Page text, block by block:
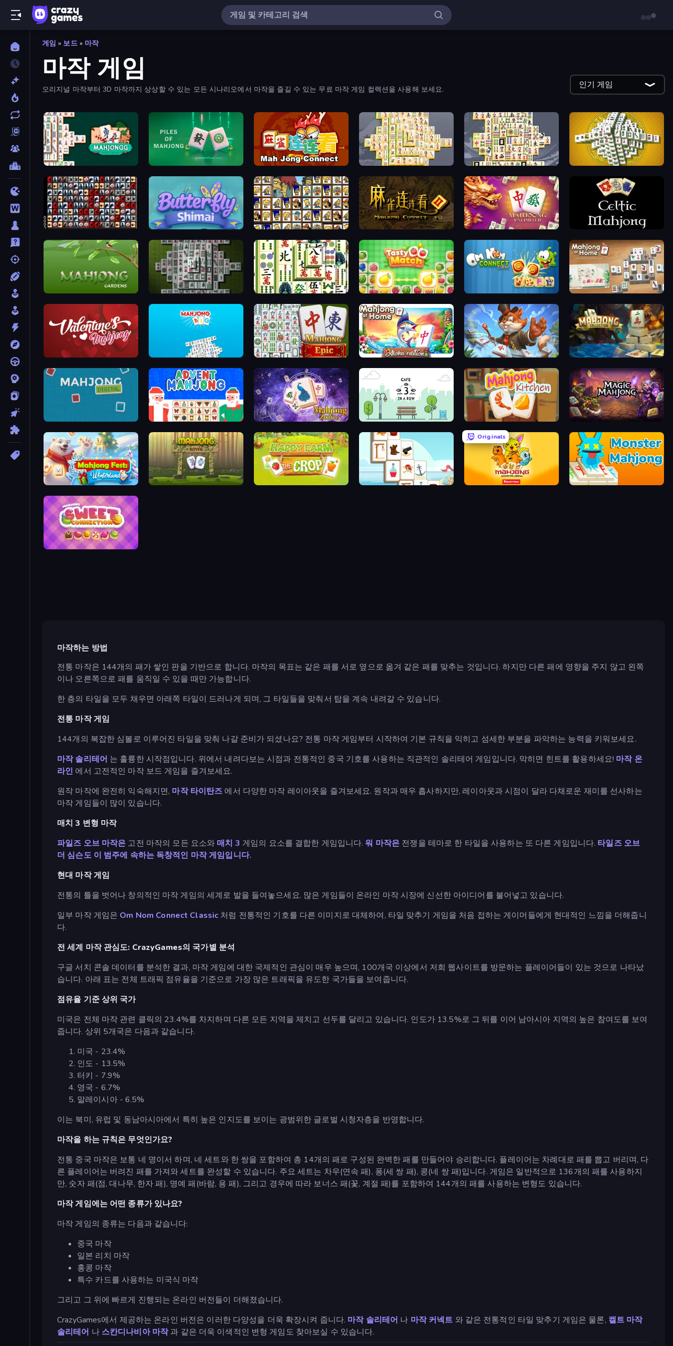
게임 » 보드 » 마작
마작 게임
오리지널 마작부터 3D 마작까지 상상할 수 있는 모든 시나리오에서 마작을 즐길 수 있는 무료 마작 게임 컬렉션을 사용해 보세요. 인기 게임
Mahjongg Solitaire Piles of Mahjong Mahjong Connect (Legacy) Mahjong Online Mahjong Titans Mahjong Tower
War Mahjong Butterfly Shimai Tiles of the Simpsons Mahjong Connect 2 (Legacy) Mahjong Unlimited Celtic Mahjong Solitaire
Mahjong 3D Classic Mahjong Shanghai Tasty Match: Mahjong Pairs Om Nom Connect Classic Scandinavian Mahjong
Valentine Mahjong Mahjong Big Mahjong Epic Aloha Mahjong Mahjong Magic Islands Mahjong Collection
Advent Mahjong Mahjong Solitaire Zodiac Cafe 3 in a Row Mahjong Kitchen Magic Mahjong
Mahjong Fest: Winterland Mahjong Royal Happy Farm: The Crop Mahjong Pirate Plunder Journey
Originals
Mahjong Monster Arena Monster Mahjong
Mahjong Sweet Connection
마작하는 방법
전통 마작은 144개의 패가 쌓인 판을 기반으로 합니다. 마작의 목표는 같은 패를 서로 옆으로 옮겨 같은 패를 맞추는 것입니다. 하지만 다른 패에 영향을 주지 않고 왼쪽
이나 오른쪽으로 패를 움직일 수 있을 때만 가능합니다.
한 층의 타일을 모두 채우면 아래쪽 타일이 드러나게 되며, 그 타일들을 맞춰서 탑을 계속 내려갈 수 있습니다.
전통 마작 게임
144개의 복잡한 심볼로 이루어진 타일을 맞춰 나갈 준비가 되셨나요? 전통 마작 게임부터 시작하여 기본 규칙을 익히고 섬세한 부분을 파악하는 능력을 키워보세요.
마작 솔리테어 는 훌륭한 시작점입니다. 위에서 내려다보는 시점과 전통적인 중국 기호를 사용하는 직관적인 솔리테어 게임입니다. 막히면 힌트를 활용하세요! 마작 온
라인 에서 고전적인 마작 보드 게임을 즐겨보세요.
원작 마작에 완전히 익숙해지면, 마작 타이탄즈 에서 다양한 마작 레이아웃을 즐겨보세요. 원작과 매우 흡사하지만, 레이아웃과 시점이 달라 다채로운 재미를 선사하는
마작 게임들이 많이 있습니다.
매치 3 변형 마작
파일즈 오브 마작은 고전 마작의 모든 요소와 매치 3 게임의 요소를 결합한 게임입니다.워 마작은 전쟁을 테마로 한 타일을 사용하는 또 다른 게임입니다. 타일즈 오브
더 심슨도 이 범주에 속하는 독창적인 마작 게임입니다.
현대 마작 게임
전통의 틀을 벗어나 창의적인 마작 게임의 세계로 발을 들여놓으세요. 많은 게임들이 온라인 마작 시장에 신선한 아이디어를 불어넣고 있습니다.
일부 마작 게임은 Om Nom Connect Classic 처럼 전통적인 기호를 다른 이미지로 대체하여, 타일 맞추기 게임을 처음 접하는 게이머들에게 현대적인 느낌을 더해줍니
다.
전 세계 마작 관심도: CrazyGames의 국가별 분석
구글 서치 콘솔 데이터를 분석한 결과, 마작 게임에 대한 국제적인 관심이 매우 높으며, 100개국 이상에서 저희 웹사이트를 방문하는 플레이어들이 있는 것으로 나타났
습니다. 아래 표는 전체 트래픽 점유율을 기준으로 가장 많은 트래픽을 유도한 국가들을 보여줍니다.
점유율 기준 상위 국가
미국은 전체 마작 관련 클릭의 23.4%를 차지하며 다른 모든 지역을 제치고 선두를 달리고 있습니다. 인도가 13.5%로 그 뒤를 이어 남아시아 지역의 높은 참여도를 보여
줍니다. 상위 5개국은 다음과 같습니다.
미국 - 23.4%
인도 - 13.5%
터키 - 7.9%
영국 - 6.7%
말레이시아 - 6.5%
이는 북미, 유럽 및 동남아시아에서 특히 높은 인지도를 보이는 광범위한 글로벌 시청자층을 반영합니다.
마작을 하는 규칙은 무엇인가요?
전통 중국 마작은 보통 네 명이서 하며, 네 세트와 한 쌍을 포함하여 총 14개의 패로 구성된 완벽한 패를 만들어야 승리합니다. 플레이어는 차례대로 패를 뽑고 버리며, 다
른 플레이어는 버려진 패를 가져와 세트를 완성할 수 있습니다. 주요 세트는 차우(연속 패), 퐁(세 쌍 패), 콩(네 쌍 패)입니다. 게임은 일반적으로 136개의 패를 사용하지
만, 숫자 패(점, 대나무, 한자 패), 명예 패(바람, 용 패), 그리고 경우에 따라 보너스 패(꽃, 계절 패)를 포함하여 144개의 패를 사용하는 변형도 있습니다.
마작 게임에는 어떤 종류가 있나요?
마작 게임의 종류는 다음과 같습니다:
중국 마작
일본 리치 마작
홍콩 마작
특수 카드를 사용하는 미국식 마작
그리고 그 위에 빠르게 진행되는 온라인 버전들이 더해졌습니다.
CrazyGames에서 제공하는 온라인 버전은 이러한 다양성을 더욱 확장시켜 줍니다. 마작 솔리테어 나 마작 커넥트 와 같은 전통적인 타일 맞추기 게임은 물론, 켈트 마작
솔리테어 나 스칸디나비아 마작과 같은 더욱 이색적인 변형 게임도 찾아보실 수 있습니다.